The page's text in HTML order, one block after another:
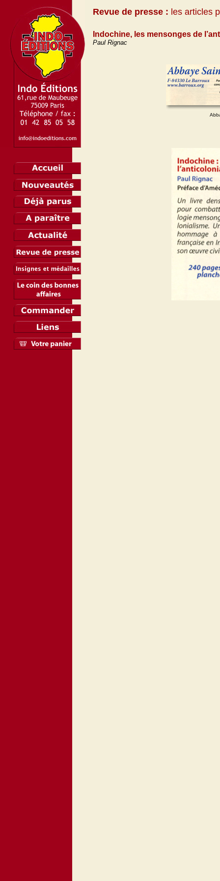
Revue de presse : les articles
Indochine, les mensonges de
Paul Rignac